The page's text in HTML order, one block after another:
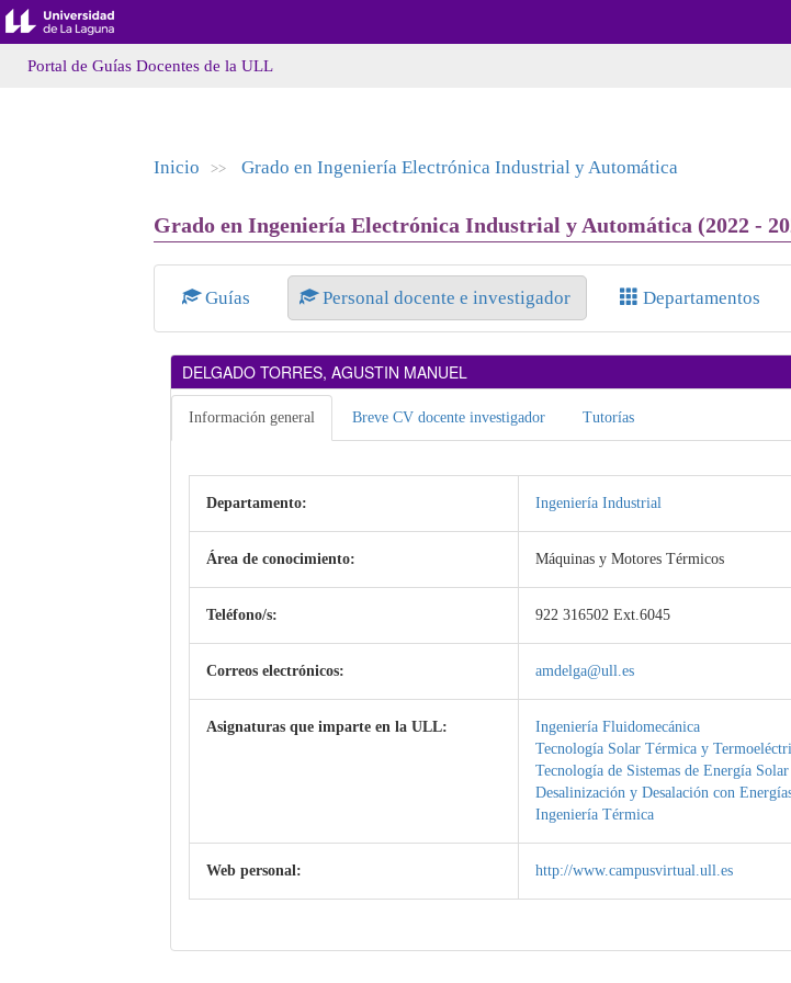
Portal de Guías Docentes de la ULL
Inicio >> Grado en Ingeniería Electrónica Industrial y Automática
Grado en Ingeniería Electrónica Industrial y Automática (2022 -
Guías Personal docente e investigador Departamentos
DELGADO TORRES, AGUSTIN MANUEL
Información general Breve CV docente investigador Tutorías
Departamento: Ingeniería Industrial
Área de conocimiento: Máquinas y Motores Térmicos
Teléfono/s: 922 316502 Ext.6045
Correos electrónicos: amdelga@ull.es
Asignaturas que imparte en la ULL: Ingeniería Fluidomecánica
Tecnología Solar Térmica y
Tecnología de Sistemas de Energía Solar
Desalinización y Desalación con
Ingeniería Térmica
Web personal: http://www.campusvirtual.ull.es